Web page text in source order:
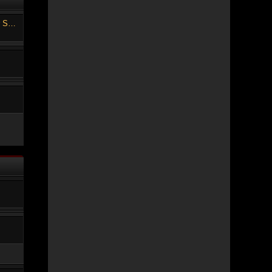
Zauberer und Prinzessin (RPG Maker Spiel)